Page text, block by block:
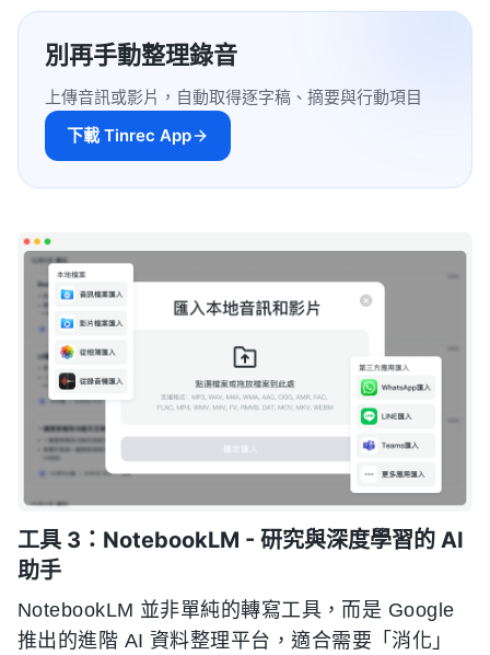
別再手動整理錄音
上傳音訊或影片，自動取得逐字稿、摘要與行動項目
下載 Tinrec App
工具 3：NotebookLM - 研究與深度學習的 AI
助手
NotebookLM 並非單純的轉寫工具，而是 Google
推出的進階 AI 資料整理平台，適合需要「消化」